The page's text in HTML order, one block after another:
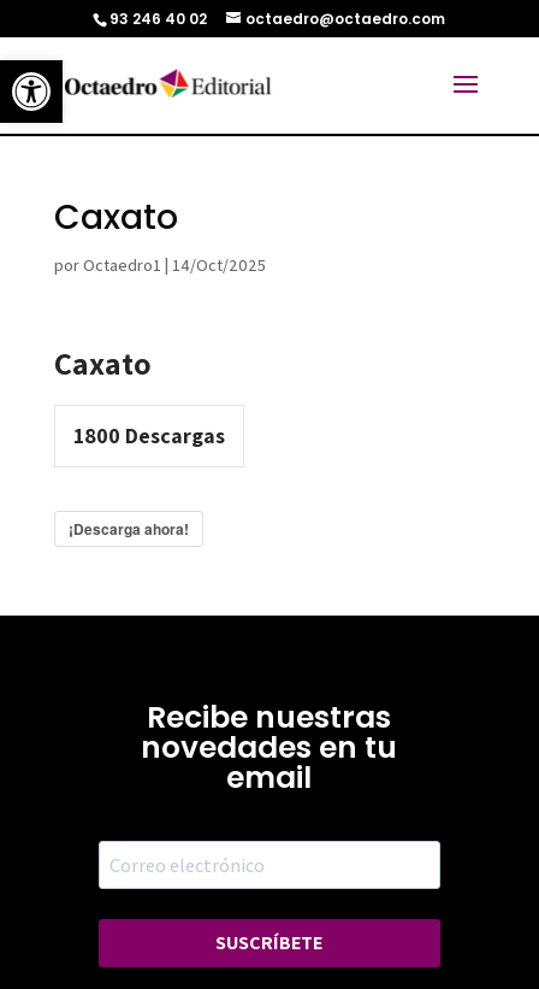
Abrir barra de herramientas
93 246 40 02 octaedro@octaedro.com
Caxato
porOctaedro1 | 14/Oct/2025
Caxato
1800 Descargas
¡Descarga ahora!
Recibe nuestras
novedades en tu
email
SUSCRÍBETE